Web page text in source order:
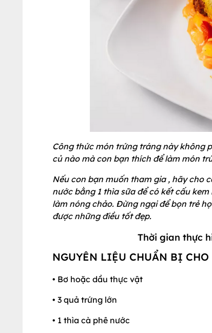
Công thức món trứng tráng này không
củ nào mà con bạn thích để làm món
Nếu con bạn muốn tham gia , hãy cho
nước bằng 1 thìa sữa để có kết cấu
làm nóng chảo. Đừng ngại để bọn trẻ
được những điều tốt đẹp.
Thời gian
NGUYÊN LIỆU CHUẨN BỊ CHO
• Bơ hoặc dầu thực vật
• 3 quả trứng lớn
• 1 thìa cà phê nước